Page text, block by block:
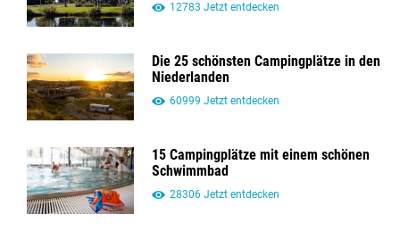
12783 Jetzt entdecken
Die 25 schönsten Campingplätze in den
Niederlanden
60999 Jetzt entdecken
15 Campingplätze mit einem schönen
Schwimmbad
28306 Jetzt entdecken